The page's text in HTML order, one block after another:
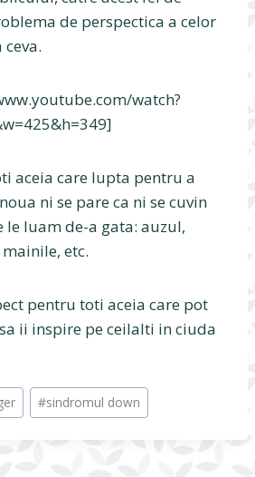
de perspectica a celor
watch?
aceia care lupta pentru a
ni se pare ca ni se cuvin
le luam de-a gata: auzul,
etc.
pentru toti aceia care pot
ii inspire pe ceilalti in ciuda
#sindromul down